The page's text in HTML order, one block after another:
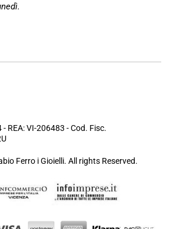
REA: VI-206483 - Cod. Fisc.
Ferro i Gioielli. All rights Reserved.